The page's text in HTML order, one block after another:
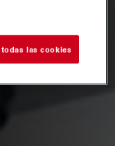
las cookies